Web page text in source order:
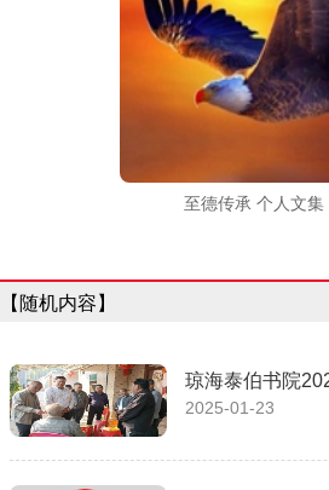
至德传承 个人文集
【随机内容】
琼海泰伯书院
2025-01-23